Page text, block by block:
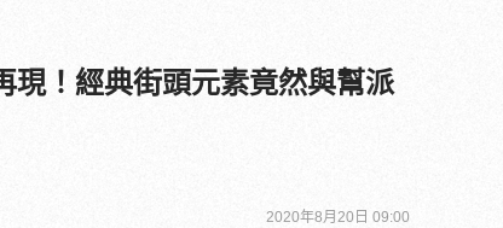
現！經典街頭元素竟然與幫派
2020年8月20日 09:00